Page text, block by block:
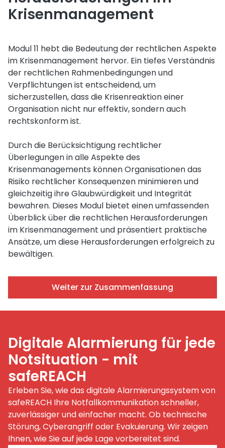
Krisenmanagement
Modul 11 hebt die Bedeutung der rechtlichen Aspekte
im Krisenmanagement hervor. Ein tiefes Verständnis
der rechtlichen Rahmenbedingungen und
Verpflichtungen ist entscheidend, um
sicherzustellen, dass die Krisenreaktion einer
Organisation nicht nur effektiv, sondern auch
rechtskonform ist.
Durch die Berücksichtigung rechtlicher
Überlegungen in alle Aspekte des
Krisenmanagements können Organisationen das
Risiko rechtlicher Konsequenzen minimieren und
gleichzeitig ihre Glaubwürdigkeit und Integrität
bewahren. Dieses Modul bietet einen umfassenden
Überblick über die rechtlichen Herausforderungen
im Krisenmanagement und präsentiert praktische
Ansätze, um diese Herausforderungen erfolgreich zu
bewältigen.
Weiter zur Zusammenfassung
Digitale Alarmierung für jede
Notsituation - mit
safeREACH
Erleben Sie, wie das digitale Alarmierungssystem von
safeREACH Ihre Notfallkommunikation schneller,
zuverlässiger und einfacher macht. Ob technische
Störung, Cyberangriff oder Evakuierung. Wir zeigen
Ihnen, wie Sie auf jede Lage vorbereitet sind.